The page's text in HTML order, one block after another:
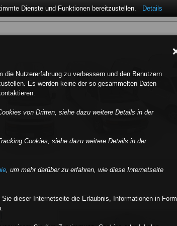
die Nutzererfahrung zu verbessern und den Benutzern
Es werden keine der so gesammelten Daten
von Dritten, siehe dazu weitere Details in der
Cookies, siehe dazu weitere Details in der
, um mehr darüber zu erfahren, wie diese Internetseite
Sie dieser Internetseite die Erlaubnis, Informationen in Form
Dienste und Funktionen bereitzustellen. Details